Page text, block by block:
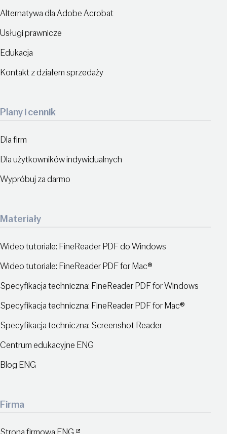
Alternatywa dla Adobe Acrobat
Usługi prawnicze
Edukacja
Kontakt z działem sprzedaży
Plany i cennik
Dla firm
Dla użytkowników indywidualnych
Wypróbuj za darmo
Materiały
Wideo tutoriale: FineReader PDF do Windows
Wideo tutoriale: FineReader PDF for Mac®
Specyfikacja techniczna: FineReader PDF for Windows
Specyfikacja techniczna: FineReader PDF for Mac®
Specyfikacja techniczna: Screenshot Reader
Centrum edukacyjne ENG
Blog ENG
Firma